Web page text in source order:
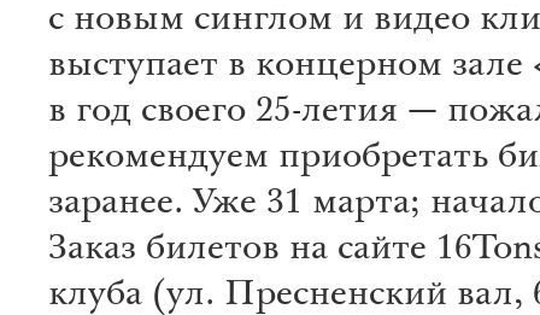
с новым синглом и видео
выступает в концерном зале
в год своего 25-летия —
рекомендуем приобретать
заранее. Уже 31 марта;
Заказ билетов на сайте
клуба (ул. Пресненский вал,